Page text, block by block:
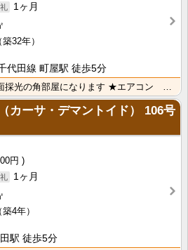
1ヶ月
築32年）
代田線 町屋駅 徒歩5分
カーサ・デマントイド）
106号
円
1ヶ月
築4年）
駅 徒歩5分